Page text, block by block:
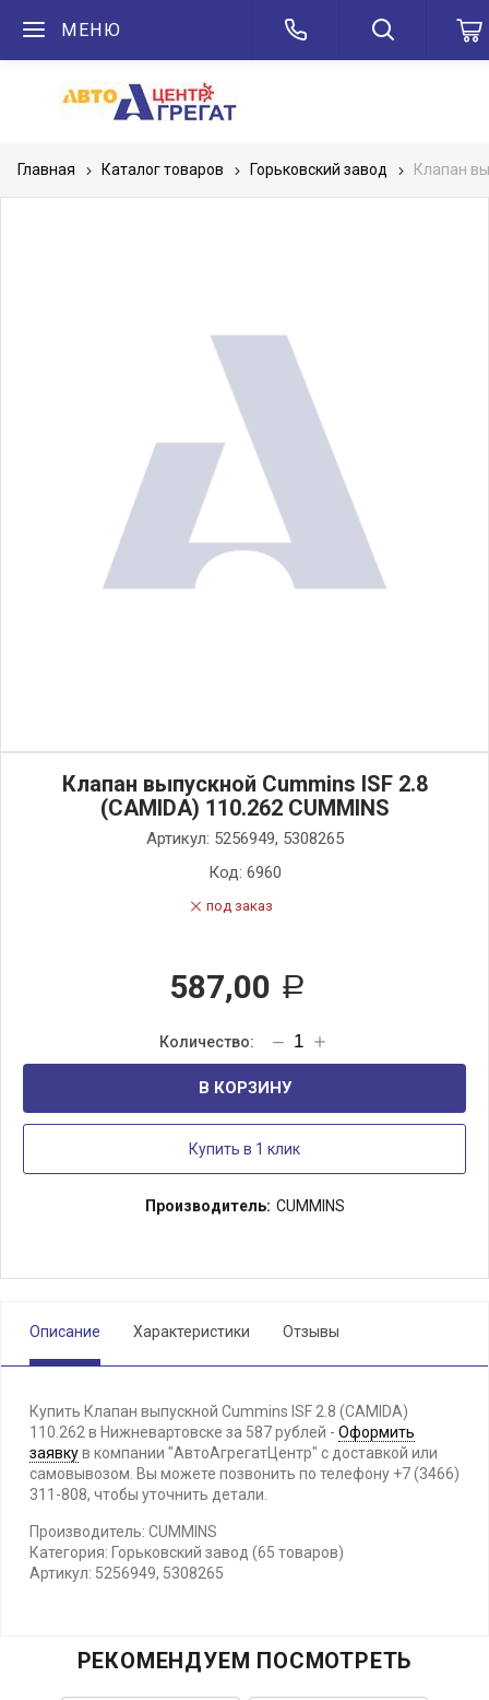
МЕНЮ
Главная Каталог товаров Горьковский завод Клапан
Клапан выпускной Cummins ISF 2.8
(CAMIDA) 110.262 CUMMINS
Артикул: 5256949, 5308265
Код: 6960
под заказ
587,00 Р
В КОРЗИНУ
Купить в 1 клик
Производитель: CUMMINS
Описание Характеристики Отзывы
Купить Клапан выпускной Cummins ISF 2.8 (CAMIDA)
110.262 в Нижневартовске за 587 рублей - Оформить
заявкув компании "АвтоАгрегатЦентр" с доставкой или
самовывозом. Вы можете позвонить по телефону +7 (3466)
311-808, чтобы уточнить детали.
Производитель: CUMMINS
Категория: Горьковский завод (65 товаров)
Артикул: 5256949, 5308265
РЕКОМЕНДУЕМ ПОСМОТРЕТЬ